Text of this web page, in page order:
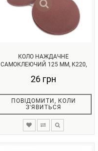
КОЛО НАЖДАЧНЕ
САМОКЛЕЮЧИЙ 125 ММ, К220,
26 грн
ПОВІДОМИТИ, КОЛИ
З'ЯВИТЬСЯ